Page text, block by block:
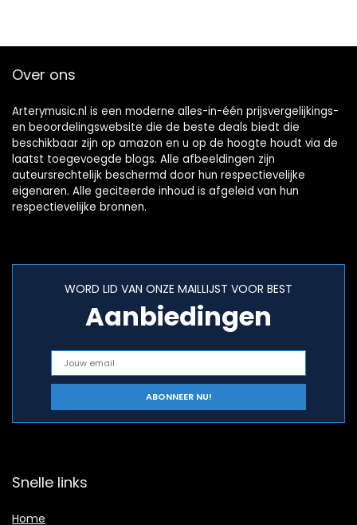
Over ons
Arterymusic.nl is een moderne alles-in-één prijsvergelijkings-
en beoordelingswebsite die de beste deals biedt die
beschikbaar zijn op amazon en u op de hoogte houdt via de
laatst toegevoegde blogs. Alle afbeeldingen zijn
auteursrechtelijk beschermd door hun respectievelijke
eigenaren. Alle geciteerde inhoud is afgeleid van hun
respectievelijke bronnen.
WORD LID VAN ONZE MAILLIJST VOOR BEST
Aanbiedingen
Snelle links
Home